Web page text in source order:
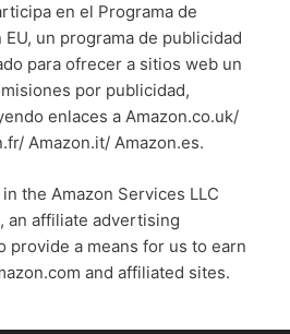
en el Programa de
un programa de publicidad
para ofrecer a sitios web un
por publicidad,
enlaces a Amazon.co.uk/
Amazon.it/ Amazon.es.
the Amazon Services LLC
an affiliate advertising
provide a means for us to earn
and affiliated sites.